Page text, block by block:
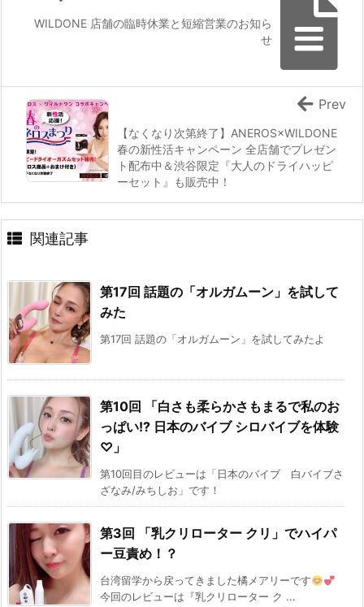
WILDONE 店舗の臨時休業と短縮営業のお知ら
せ
【なくなり次第終了】ANEROS×WILDONE
春の新性活キャンペーン 全店舗でプレゼン
ト配布中＆渋谷限定『大人のドライハッピ
ーセット』も販売中！
Prev
関連記事
第17回 話題の「オルガムーン」を試して
みた
第17回 話題の「オルガムーン」を試してみたよ
第10回 「白さも柔らかさもまるで私のお
っぱい!? 日本のバイブ シロバイブを体験
♡」
第10回目のレビューは「日本のバイブ 白バイブさ
ざなみ/みちしお」です！
第3回 「乳クリローター クリ」でハイパ
ー豆責め！？
台湾留学から戻ってきました橘メアリーです
今回のレビューは『乳クリローター ク ...